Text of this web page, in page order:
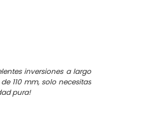
inversiones a largo
110 mm, solo necesitas
pura!